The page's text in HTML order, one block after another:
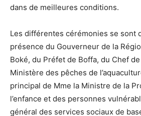
dans de meilleures conditions.
Les différentes cérémonies se sont
présence du Gouverneur de la
Boké, du Préfet de Boffa, du Chef
Ministère des pêches de
principal de Mme la Ministre de la
l’enfance et des personnes
général des services sociaux de